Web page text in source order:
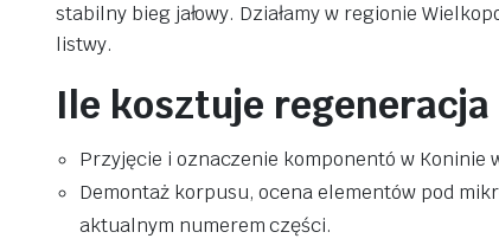
stabilny bieg jałowy. Działamy w regionie
listwy.
Ile kosztuje regeneracja
Przyjęcie i oznaczenie komponentó w Koninie
Demontaż korpusu, ocena elementów pod
aktualnym numerem części.